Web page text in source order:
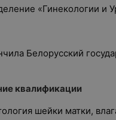
«Гинекологии и
Белорусский
квалификации
шейки матки,